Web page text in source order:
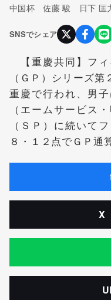
中国杯 佐藤 駿 日下 匡
SNSでシェア
【重慶共同】フィ
（ＧＰ）シリーズ第
重慶で行われ、男子
（エームサービス
（ＳＰ）に続いて
８・１２点でＧＰ通
X